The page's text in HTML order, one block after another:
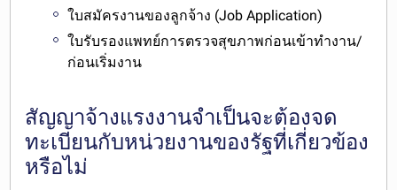
ใบสมัครงานของลูกจ้าง (Job Application)
ใบรับรองแพทย์การตรวจสุขภาพก่อนเข้าทำงาน/
ก่อนเริ่มงาน
สัญญาจ้างแรงงานจำเป็นจะต้องจด
ทะเบียนกับหน่วยงานของรัฐที่เกี่ยวข้อง
หรือไม่